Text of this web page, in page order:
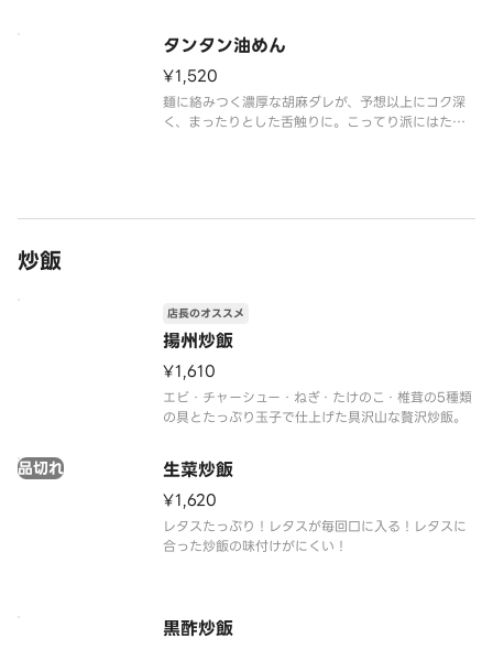
タンタン油めん
¥1,520
麺に絡みつく濃厚な胡麻ダレが、予想以上にコク深
く、まったりとした舌触りに。こってり派にはたま
炒飯
揚州炒飯
店長のオススメ
¥1,610
エビ・チャーシュー・ねぎ・たけのこ・椎茸の5種類
の具とたっぷり玉子で仕上げた具沢山な贅沢炒飯。
生菜炒飯
品切れ
¥1,620
レタスたっぷり！レタスが毎回口に入る！レタスに
合った炒飯の味付けがにくい！
黒酢炒飯